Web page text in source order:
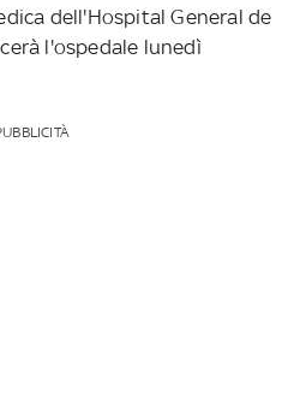
dell'Hospital General de
l'ospedale lunedì